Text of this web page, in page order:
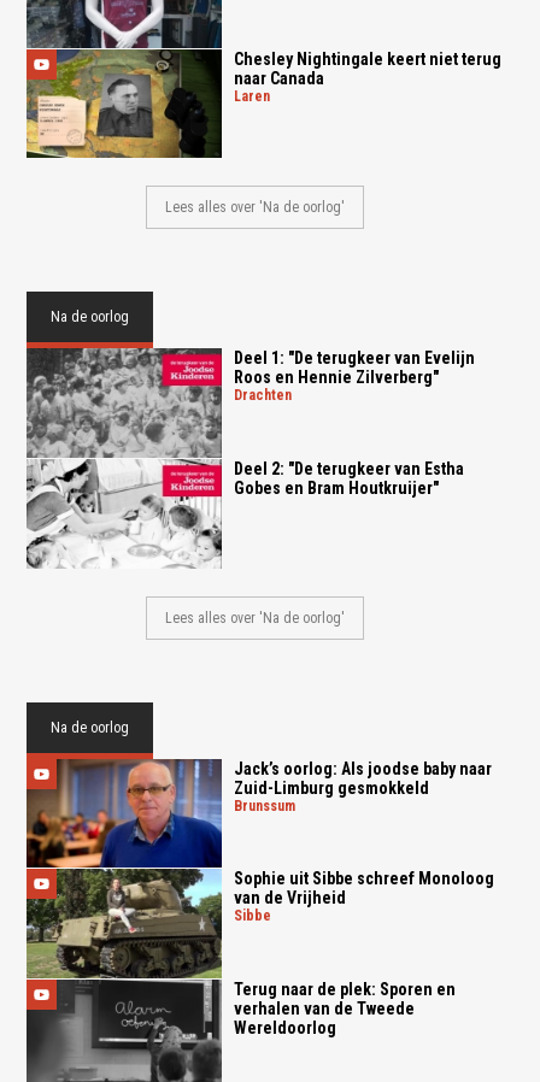
Chesley Nightingale keert niet terug
naar Canada
laren
Lees alles over 'Na de oorlog'
Na de oorlog
Deel 1: "De terugkeer van Evelijn
Roos en Hennie Zilverberg"
drachten
Deel 2: "De terugkeer van Estha
Gobes en Bram Houtkruijer"
Lees alles over 'Na de oorlog'
Na de oorlog
Jack’s oorlog: Als joodse baby naar
Zuid-Limburg gesmokkeld
brunssum
Sophie uit Sibbe schreef Monoloog
van de Vrijheid
sibbe
Terug naar de plek: Sporen en
verhalen van de Tweede
Wereldoorlog